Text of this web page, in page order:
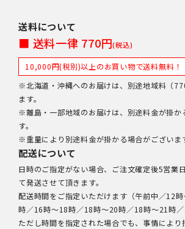
送料について
■ 送料一律 770円(税込)
10,000円(税別)以上のお買い物で送料無料！
※北海道・沖縄へのお届けは、別途地域料（
ます。
※離島・一部地域のお届けは、別途料金が掛か
す。
※重量により別途料金が掛かる場合がございま
配送について
日時のご指定がない場合、ご注文確定後5営業
て発送させて頂きます。
配送時間をご指定いただけます（午前中／12
時／16時～18時／18時～20時／18時～21時／
ただし時間を指定された場合でも、事情によ